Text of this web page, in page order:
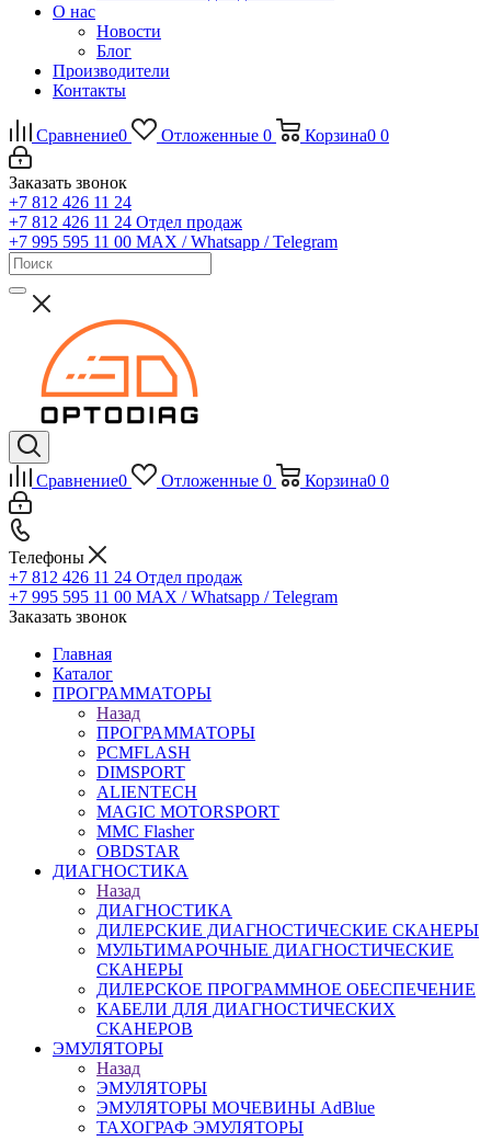
О нас
Новости
Блог
Производители
Контакты
Сравнение0 Отложенные 0 Корзина0 0
Заказать звонок
+7 812 426 11 24
+7 812 426 11 24 Отдел продаж
+7 995 595 11 00 MAX / Whatsapp / Telegram
Сравнение0 Отложенные 0 Корзина0 0
Телефоны
+7 812 426 11 24 Отдел продаж
+7 995 595 11 00 MAX / Whatsapp / Telegram
Заказать звонок
Главная
Каталог
ПРОГРАММАТОРЫ
Назад
ПРОГРАММАТОРЫ
PCMFLASH
DIMSPORT
ALIENTECH
MAGIC MOTORSPORT
MMC Flasher
OBDSTAR
ДИАГНОСТИКА
Назад
ДИАГНОСТИКА
ДИЛЕРСКИЕ ДИАГНОСТИЧЕСКИЕ СКАНЕРЫ
МУЛЬТИМАРОЧНЫЕ ДИАГНОСТИЧЕСКИЕ
СКАНЕРЫ
ДИЛЕРСКОЕ ПРОГРАММНОЕ ОБЕСПЕЧЕНИЕ
КАБЕЛИ ДЛЯ ДИАГНОСТИЧЕСКИХ
СКАНЕРОВ
ЭМУЛЯТОРЫ
Назад
ЭМУЛЯТОРЫ
ЭМУЛЯТОРЫ МОЧЕВИНЫ АdBlue
ТАХОГРАФ ЭМУЛЯТОРЫ